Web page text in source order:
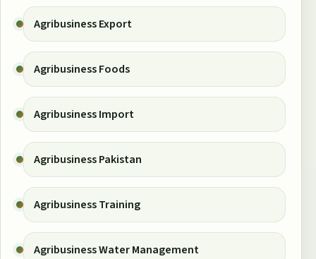
Agribusiness Export
Agribusiness Foods
Agribusiness Import
Agribusiness Pakistan
Agribusiness Training
Agribusiness Water Management